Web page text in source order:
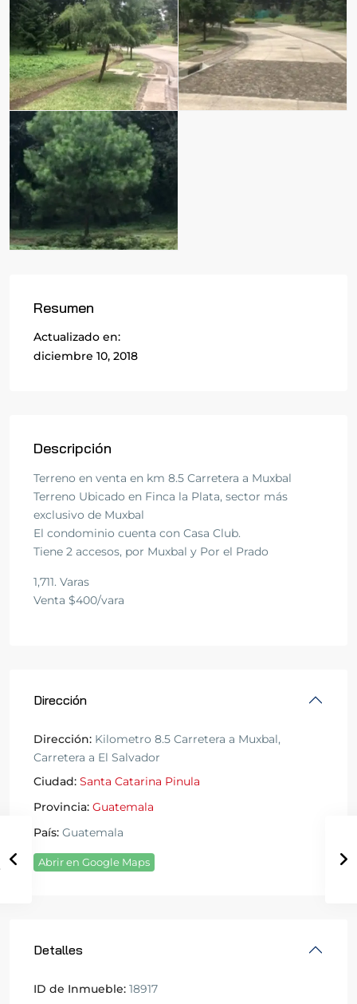
Resumen
Actualizado en:
diciembre 10, 2018
Descripción
Terreno en venta en km 8.5 Carretera a Muxbal
Terreno Ubicado en Finca la Plata, sector más
exclusivo de Muxbal
El condominio cuenta con Casa Club.
Tiene 2 accesos, por Muxbal y Por el Prado
1,711. Varas
Venta $400/vara
Dirección
Dirección: Kilometro 8.5 Carretera a Muxbal,
Carretera a El Salvador
Ciudad: Santa Catarina Pinula
Provincia: Guatemala
País: Guatemala
Abrir en Google Maps
Detalles
ID de Inmueble: 18917